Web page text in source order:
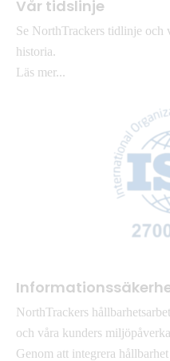
Vår tidslinje
Se NorthTrackers tidlinje och
historia.
Läs mer...
NorthTrackers
och våra kunders
Genom att integrera